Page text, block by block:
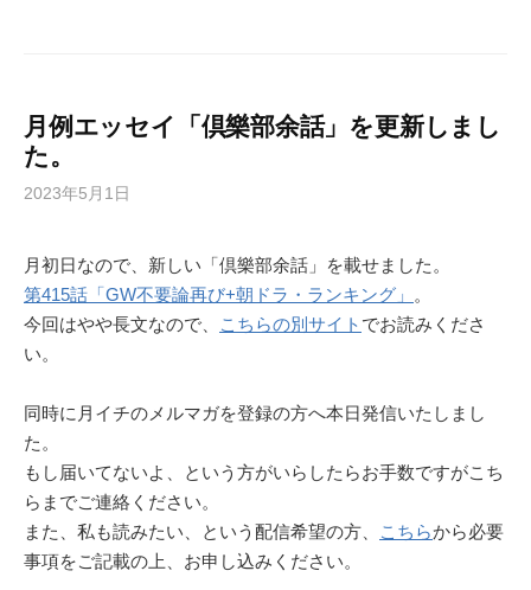
月例エッセイ「倶樂部余話」を更新しまし
た。
2023年5月1日
月初日なので、新しい「倶樂部余話」を載せました。
第415話「GW不要論再び+朝ドラ・ランキング」
。
今回はやや長文なので、
こちらの別サイト でお読みくださ
い。
同時に月イチのメルマガを登録の方へ本日発信いたしまし
た。
もし届いてないよ、という方がいらしたらお手数ですがこち
らまでご連絡ください。
また、私も読みたい、という配信希望の方、
こちらから必要
事項をご記載の上、お申し込みください。